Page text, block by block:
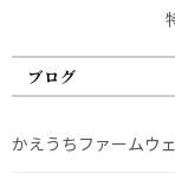
ブログ
かえうちファームウ